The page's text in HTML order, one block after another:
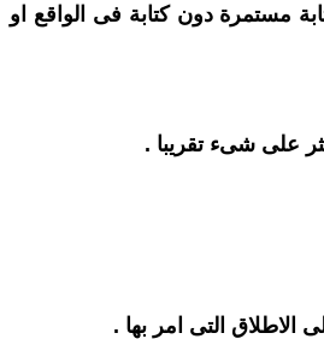
مستمرة دون كتابة فى الواقع او
على شىء تقريبا .
الاطلاق التى امر بها .